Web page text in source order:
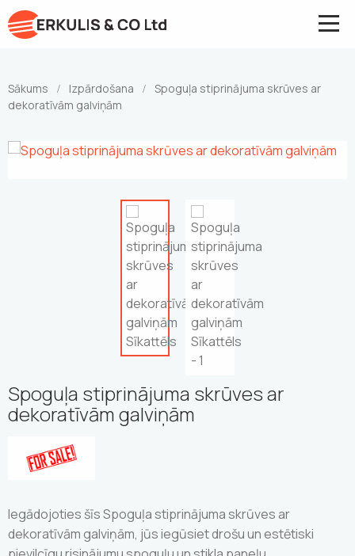
Sākums / Izpārdošana /
Spoguļa stiprinājuma skrūves ar
dekoratīvām galviņām
Spoguļa stiprinājuma skrūves ar
dekoratīvām galviņām
Iegādojoties šīs Spoguļa stiprinājuma skrūves ar
dekoratīvām galviņām, jūs iegūsiet drošu un estētiski